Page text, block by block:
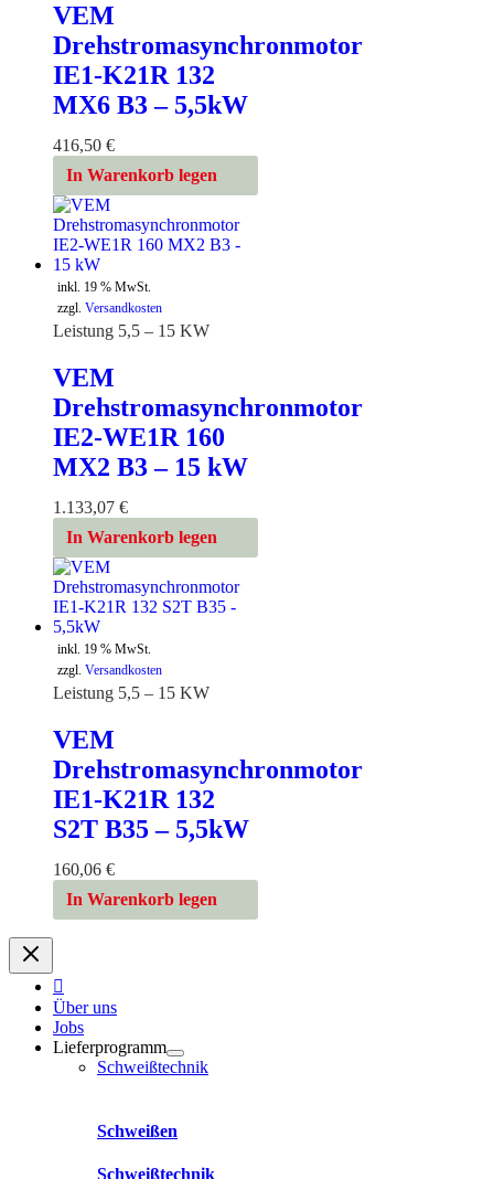
VEM
Drehstromasynchronmotor
IE1-K21R 132
MX6 B3 – 5,5kW
416,50 €
In Warenkorb legen
inkl. 19 % MwSt.
zzgl. Versandkosten
Leistung 5,5 – 15 KW
VEM
Drehstromasynchronmotor
IE2-WE1R 160
MX2 B3 – 15 kW
1.133,07 €
In Warenkorb legen
inkl. 19 % MwSt.
zzgl. Versandkosten
Leistung 5,5 – 15 KW
VEM
Drehstromasynchronmotor
IE1-K21R 132
S2T B35 – 5,5kW
160,06 €
In Warenkorb legen
Über uns
Jobs
Lieferprogramm
Schweißtechnik
Schweißen
Schweißtechnik